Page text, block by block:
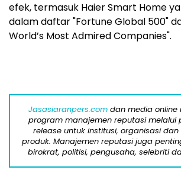
efek, termasuk Haier Smart Home
dalam daftar "Fortune Global 500"
World’s Most Admired Companies".
Jasasiaranpers.com dan media online
program manajemen reputasi melalui
release untuk institusi, organisasi
produk. Manajemen reputasi juga
birokrat, politisi, pengusaha, selebriti